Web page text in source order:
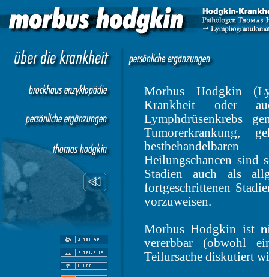
Morbus Hodgkin
Krankheit oder
Lymphdrüsenkrebs
Tumorerkrankung,
Heilungschancen sind
Stadien auch als
fortgeschrittenen
vorzuweisen.
Morbus Hodgkin ist
vererbbar (obwohl
Teilursache diskutiert